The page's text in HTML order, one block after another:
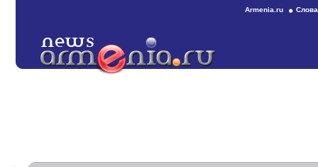
Armenia.ru